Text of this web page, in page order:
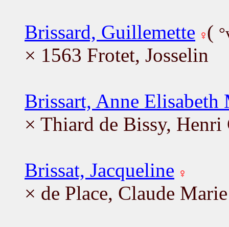
Brissard, Guillemette (
× 1563 Frotet, Josselin
Brissart, Anne Elisabeth
× Thiard de Bissy, Henri
Brissat, Jacqueline
× de Place, Claude Marie